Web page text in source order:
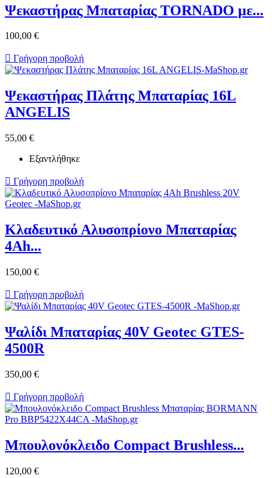
Ψεκαστήρας Μπαταρίας TORNADO με...
100,00 €
 Γρήγορη προβολή
Ψεκαστήρας Πλάτης Μπαταρίας 16L
ANGELIS
55,00 €
Εξαντλήθηκε
 Γρήγορη προβολή
Κλαδευτικό Αλυσοπρίονο Μπαταρίας
4Ah...
150,00 €
 Γρήγορη προβολή
Ψαλίδι Μπαταρίας 40V Geotec GTES-
4500R
350,00 €
 Γρήγορη προβολή
Μπουλονόκλειδο Compact Brushless...
120,00 €